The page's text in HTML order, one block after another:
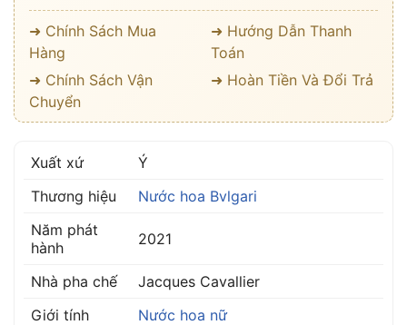
➜ Chính Sách Mua
Hàng
➜ Hướng Dẫn Thanh
Toán
➜ Chính Sách Vận
Chuyển
➜ Hoàn Tiền Và Đổi Trả
Xuất xứ
Ý
Thương hiệu
Nước hoa Bvlgari
Năm phát
hành
2021
Nhà pha chế
Jacques Cavallier
Giới tính
Nước hoa nữ